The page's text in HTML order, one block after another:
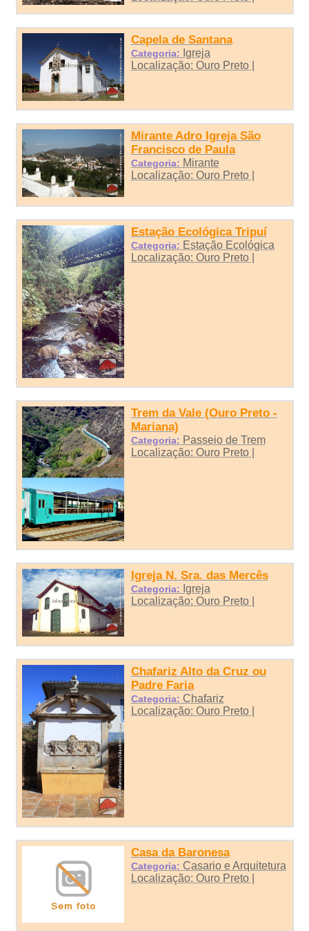
Capela de Santana
Categoria: Igreja
Localização: Ouro Preto |
Mirante Adro Igreja São
Francisco de Paula
Categoria: Mirante
Localização: Ouro Preto |
Estação Ecológica Tripuí
Categoria: Estação Ecológica
Localização: Ouro Preto |
Trem da Vale (Ouro Preto -
Mariana)
Categoria: Passeio de Trem
Localização: Ouro Preto |
Igreja N. Sra. das Mercês
Categoria: Igreja
Localização: Ouro Preto |
Chafariz Alto da Cruz ou
Padre Faria
Categoria: Chafariz
Localização: Ouro Preto |
Casa da Baronesa
Categoria: Casario e Arquitetura
Localização: Ouro Preto |